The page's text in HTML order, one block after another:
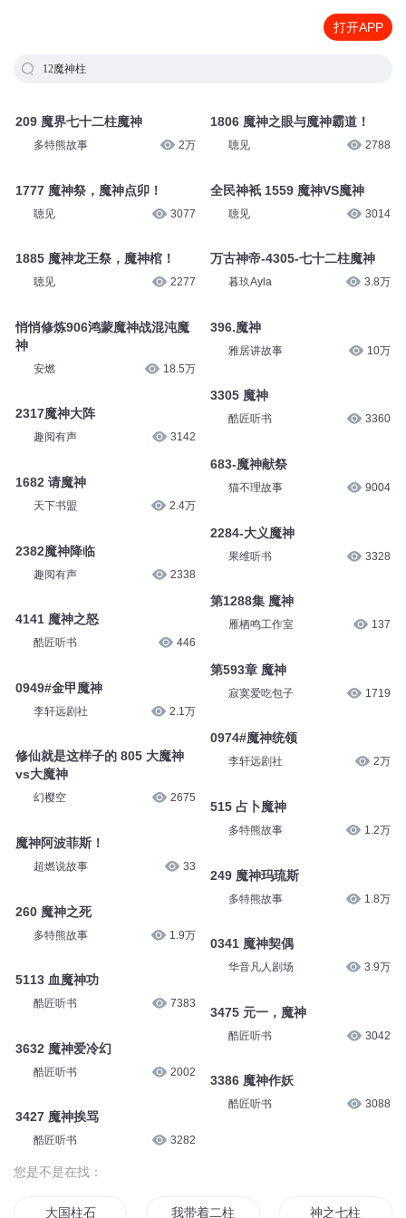
打开APP
12魔神柱
209 魔界七十二柱魔神
多特熊故事 2万
1777 魔神祭，魔神点卯！
聴见 3077
1885 魔神龙王祭，魔神棺！
聴见 2277
悄悄修炼906鸿蒙魔神战混沌魔
神
安燃 18.5万
2317魔神大阵
趣阅有声 3142
1682 请魔神
天下书盟 2.4万
2382魔神降临
趣阅有声 2338
4141 魔神之怒
酷匠听书 446
0949#金甲魔神
李轩远剧社 2.1万
修仙就是这样子的 805 大魔神
vs大魔神
幻樱空 2675
魔神阿波菲斯！
超燃说故事 33
260 魔神之死
多特熊故事 1.9万
5113 血魔神功
酷匠听书 7383
3632 魔神爱冷幻
酷匠听书 2002
3427 魔神挨骂
酷匠听书 3282
1806 魔神之眼与魔神霸道！
聴见 2788
全民神衹 1559 魔神VS魔神
聴见 3014
万古神帝-4305-七十二柱魔神
暮玖Ayla 3.8万
396.魔神
雅居讲故事 10万
3305 魔神
酷匠听书 3360
683-魔神献祭
猫不理故事 9004
2284-大义魔神
果维听书 3328
第1288集 魔神
雁栖鸣工作室 137
第593章 魔神
寂寞爱吃包子 1719
0974#魔神统领
李轩远剧社 2万
515 占卜魔神
多特熊故事 1.2万
249 魔神玛琉斯
多特熊故事 1.8万
0341 魔神契偶
华音凡人剧场 3.9万
3475 元一，魔神
酷匠听书 3042
3386 魔神作妖
酷匠听书 3088
您是不是在找：
大国柱石 我带着二柱子穿越 神之七柱